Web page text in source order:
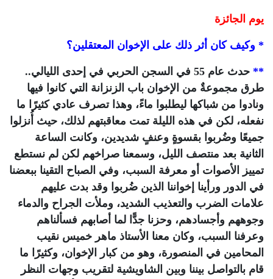
يوم الجائزة
* وكيف كان أثر ذلك على الإخوان المعتقلين؟
**
حدث عام 55 في السجن الحربي في إحدى الليالي..
طرق مجموعةٌ من الإخوان باب الزنزانة التي كانوا فيها
ونادوا من شباكها ليطلبوا ماءً، وهذا تصرف عادي كثيرًا ما
نفعله، لكن في هذه الليلة تمت معاقبتهم لذلك، حيث أُنزلوا
جميعًا وضُربوا بقسوةٍ وعنفٍ شديدين، وكانت الساعة
الثانية بعد منتصف الليل، وسمعنا صراخهم لكن لم نستطع
تمييز الأصوات أو معرفة السبب، وفي الصباح التقينا ببعضنا
في الدور ورأينا إخواننا الذين ضُربوا وقد بدت عليهم
علامات الضرب والتعذيب الشديد، وملأت الجراح والدماء
وجوههم وأجسادهم، وحزنا جدًّا لما أصابهم فسألناهم
وعرفنا السبب، وكان معنا الأستاذ ماهر خميس نقيب
المحامين في المنصورة، وهو من كبار الإخوان، وكثيرًا ما
قام بالتواصل بيننا وبين الشاويشية لتقريب وجهات النظر